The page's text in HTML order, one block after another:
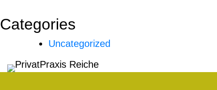
Categories
Uncategorized